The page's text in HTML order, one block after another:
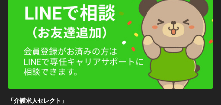
「介護求人セレクト」